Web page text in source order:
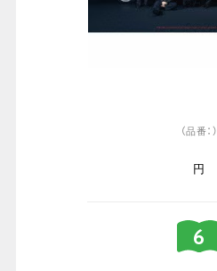
（品番：）
円